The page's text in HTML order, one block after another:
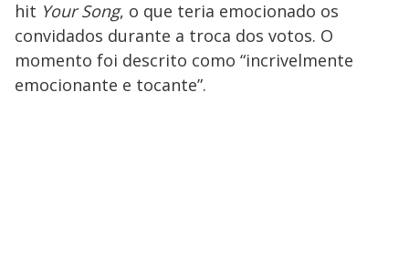
hit Your Song, o que teria emocionado os
convidados durante a troca dos votos. O
momento foi descrito como “incrivelmente
emocionante e tocante”.